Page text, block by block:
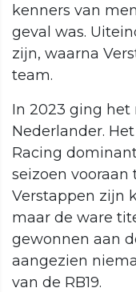
kenners van
geval was.
zijn, waarna
team.
In 2023 ging het
Nederlander.
Racing
seizoen
Verstappen zijn
maar de ware
gewonnen aan
aangezien
van de RB19.